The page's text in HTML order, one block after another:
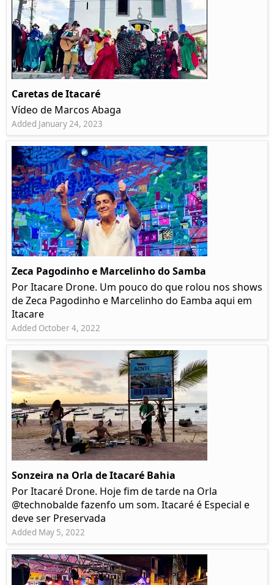
Caretas de Itacaré
Vídeo de Marcos Abaga
Added January 24, 2023
Zeca Pagodinho e Marcelinho do Samba
Por Itacare Drone. Um pouco do que rolou nos shows
de Zeca Pagodinho e Marcelinho do Eamba aqui em
Itacare
Added October 4, 2022
Sonzeira na Orla de Itacaré Bahia
Por Itacaré Drone. Hoje fim de tarde na Orla
@technobalde fazenfo um som. Itacaré é Especial e
deve ser Preservada
Added May 5, 2022